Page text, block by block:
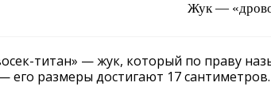
Жук —
титан» — жук, который по праву
его размеры достигают 17 сантиметров.